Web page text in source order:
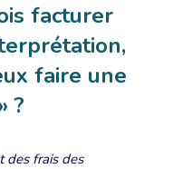
facturer
faire une
?
des frais des